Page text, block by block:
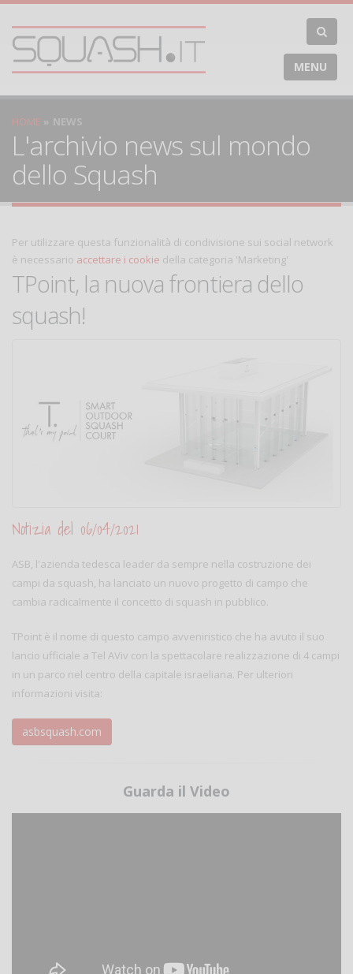
MENU
HOME NEWS
L'archivio news sul mondo
dello Squash
Per utilizzare questa funzionalità di condivisione sui social network
è necessario accettare i cookie della categoria 'Marketing'
TPoint, la nuova frontiera dello
squash!
Notizia del 06/04/2021
ASB, l'azienda tedesca leader da sempre nella costruzione dei
campi da squash, ha lanciato un nuovo progetto di campo che
cambia radicalmente il concetto di squash in pubblico.
TPoint è il nome di questo campo avveniristico che ha avuto il suo
lancio ufficiale a Tel AViv con la spettacolare realizzazione di 4 campi
in un parco nel centro della capitale israeliana. Per ulteriori
informazioni visita:
asbsquash.com
Guarda il Video